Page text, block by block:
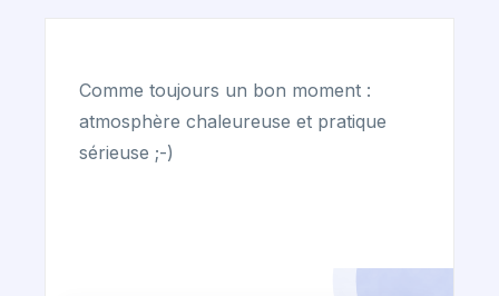
Comme toujours un bon moment :
atmosphère chaleureuse et pratique
sérieuse ;-)